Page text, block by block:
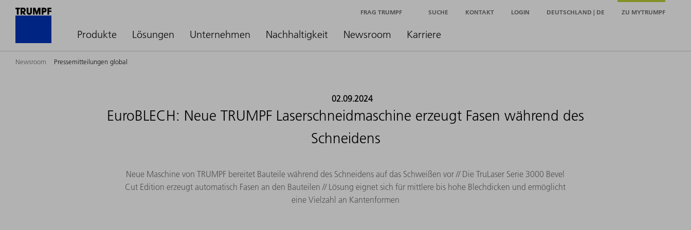
Produkte Lösungen Unternehmen Nachhaltigkeit Newsroom Karriere
FRAG TRUMPF SUCHE KONTAKT LOGIN DEUTSCHLAND | DE ZU MYTRUMPF
Newsroom Pressemitteilungen global
02.09.2024
EuroBLECH: Neue TRUMPF Laserschneidmaschine erzeugt Fasen während des
Schneidens
Neue Maschine von TRUMPF bereitet Bauteile während des Schneidens auf das Schweißen vor // Die TruLaser Serie 3000 Bevel
Cut Edition erzeugt automatisch Fasen an den Bauteilen // Lösung eignet sich für mittlere bis hohe Blechdicken und ermöglicht
eine Vielzahl an Kantenformen